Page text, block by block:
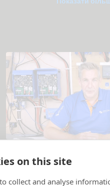
on this site
collect and analyse